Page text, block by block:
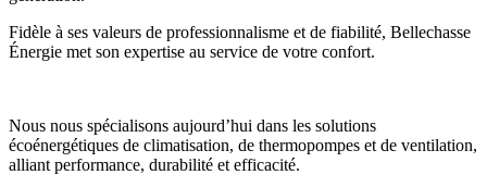
Fidèle à ses valeurs de professionnalisme et de fiabilité, Bellechasse
Énergie met son expertise au service de votre confort.
Nous nous spécialisons aujourd’hui dans les solutions
écoénergétiques de climatisation, de thermopompes et de ventilation,
alliant performance, durabilité et efficacité.